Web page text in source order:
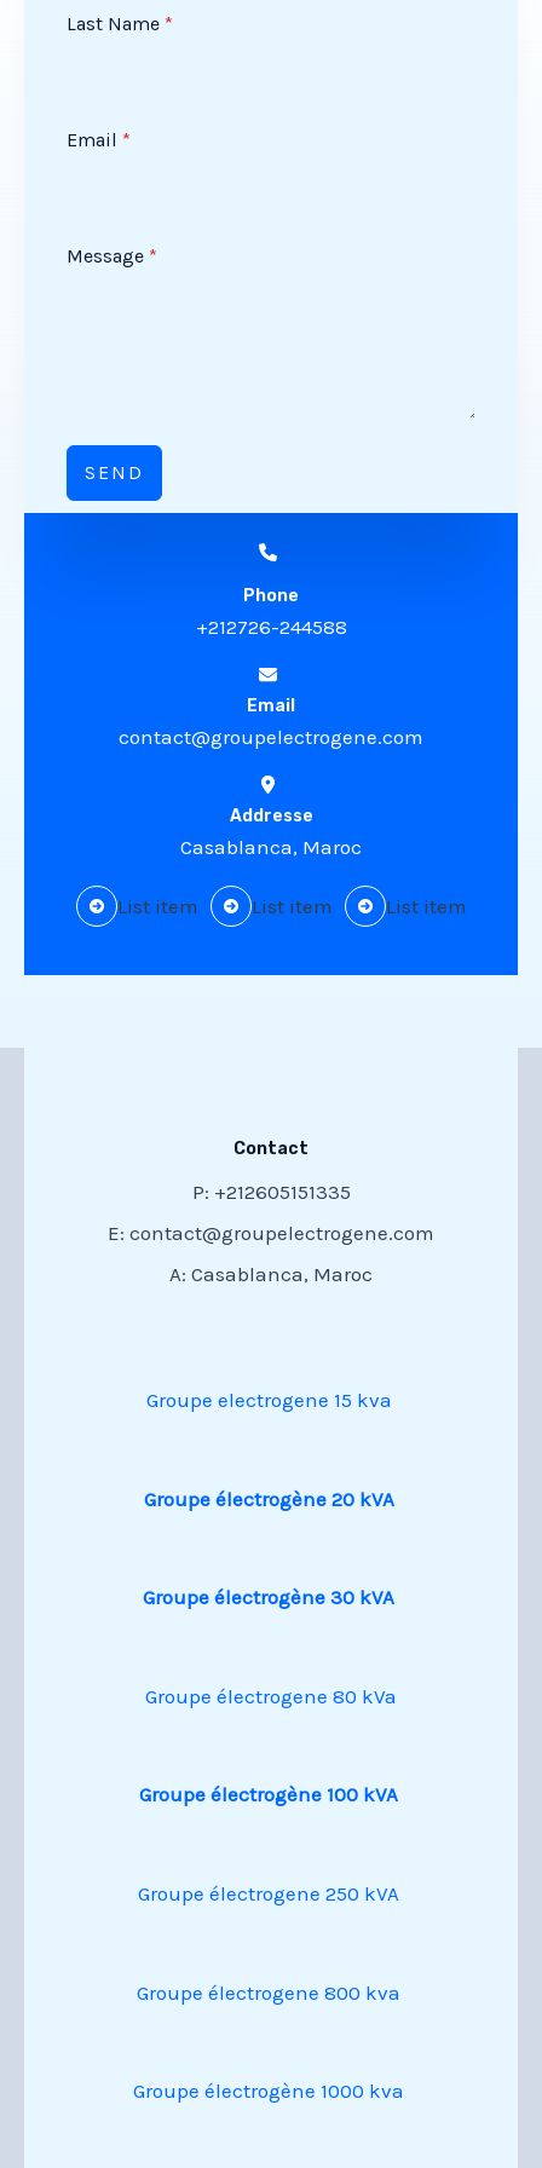
Phone
+212726-244588
Email
contact@groupelectrogene.com
Addresse
Casablanca, Maroc
List item List item List item
Last Name *
Email *
Message *
SEND
Contact
P: +212605151335
E: contact@groupelectrogene.com
A: Casablanca, Maroc
Groupe electrogene 15 kva
Groupe électrogène 20 kVA
Groupe électrogène 30 kVA
Groupe électrogene 80 kVa
Groupe électrogène 100 kVA
Groupe électrogene 250 kVA
Groupe électrogene 800 kva
Groupe électrogène 1000 kva